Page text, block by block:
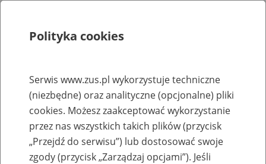
Rejestry, ewidencje i archiwa
Baza zlikwidowanych lub
przekształconych zakładów pracy
Polityka cookies
Serwis www.zus.pl wykorzystuje techniczne
(niezbędne) oraz analityczne (opcjonalne) pliki
cookies. Możesz zaakceptować wykorzystanie
przez nas wszystkich takich plików (przycisk
„Przejdź do serwisu”) lub dostosować swoje
zgody (przycisk „Zarządzaj opcjami”). Jeśli